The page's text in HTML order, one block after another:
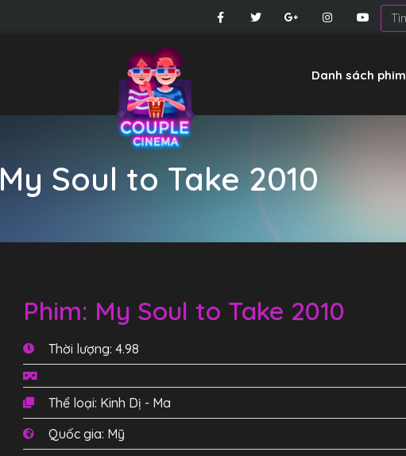
Danh sách phim
My Soul to Take 2010
Phim: My Soul to Take 2010
Thời lượng: 4.98
Thể loại: Kinh Dị - Ma
Quốc gia: Mỹ